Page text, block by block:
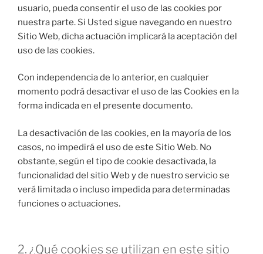
usuario, pueda consentir el uso de las cookies por
nuestra parte. Si Usted sigue navegando en nuestro
Sitio Web, dicha actuación implicará la aceptación del
uso de las cookies.
Con independencia de lo anterior, en cualquier
momento podrá desactivar el uso de las Cookies en la
forma indicada en el presente documento.
La desactivación de las cookies, en la mayoría de los
casos, no impedirá el uso de este Sitio Web. No
obstante, según el tipo de cookie desactivada, la
funcionalidad del sitio Web y de nuestro servicio se
verá limitada o incluso impedida para determinadas
funciones o actuaciones.
2. ¿Qué cookies se utilizan en este sitio